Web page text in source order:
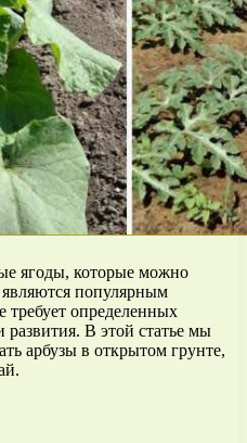
ягоды, которые можно
популярным
требует определенных
развития. В этой статье мы
арбузы в открытом грунте,